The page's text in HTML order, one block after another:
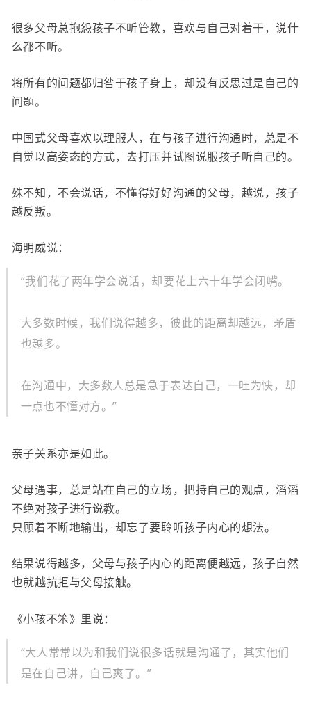
很多父母总抱怨孩子不听管教，喜欢与自己对着干，说什
么都不听。
将所有的问题都归咎于孩子身上，却没有反思过是自己的
问题。
中国式父母喜欢以理服人，在与孩子进行沟通时，总是不
自觉以高姿态的方式，去打压并试图说服孩子听自己的。
殊不知，不会说话，不懂得好好沟通的父母，越说，孩子
越反叛。
海明威说：
“我们花了两年学会说话，却要花上六十年学会闭嘴。
大多数时候，我们说得越多，彼此的距离却越远，矛盾
也越多。
在沟通中，大多数人总是急于表达自己，一吐为快，却
一点也不懂对方。”
亲子关系亦是如此。
父母遇事，总是站在自己的立场，把持自己的观点，滔滔
不绝对孩子进行说教。
只顾着不断地输出，却忘了要聆听孩子内心的想法。
结果说得越多，父母与孩子内心的距离便越远，孩子自然
也就越抗拒与父母接触。
《小孩不笨》里说：
“大人常常以为和我们说很多话就是沟通了，其实他们
是在自己讲，自己爽了。”